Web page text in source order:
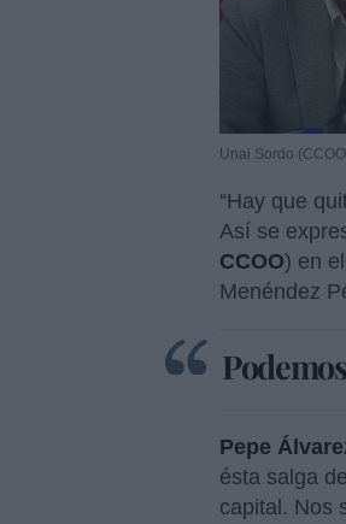
Unai Sordo
“Hay que
Así se
CCOO) en
Menéndez
Pepe
ésta salga
capital. Nos